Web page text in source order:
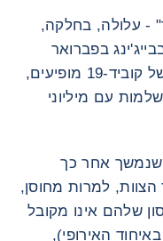
- עלולה, בחלקה,
בפברואר
2022. ברגע שאפילו כמה מקרים של קוביד-19 מופיעים,
עם מיליוני
שנמשך אחר כך
למרות מחוסן,
שלהם אינו מקובל
האירופי),